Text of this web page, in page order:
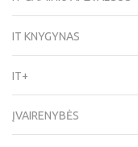
IT KNYGYNAS
IT+
ĮVAIRENYBĖS